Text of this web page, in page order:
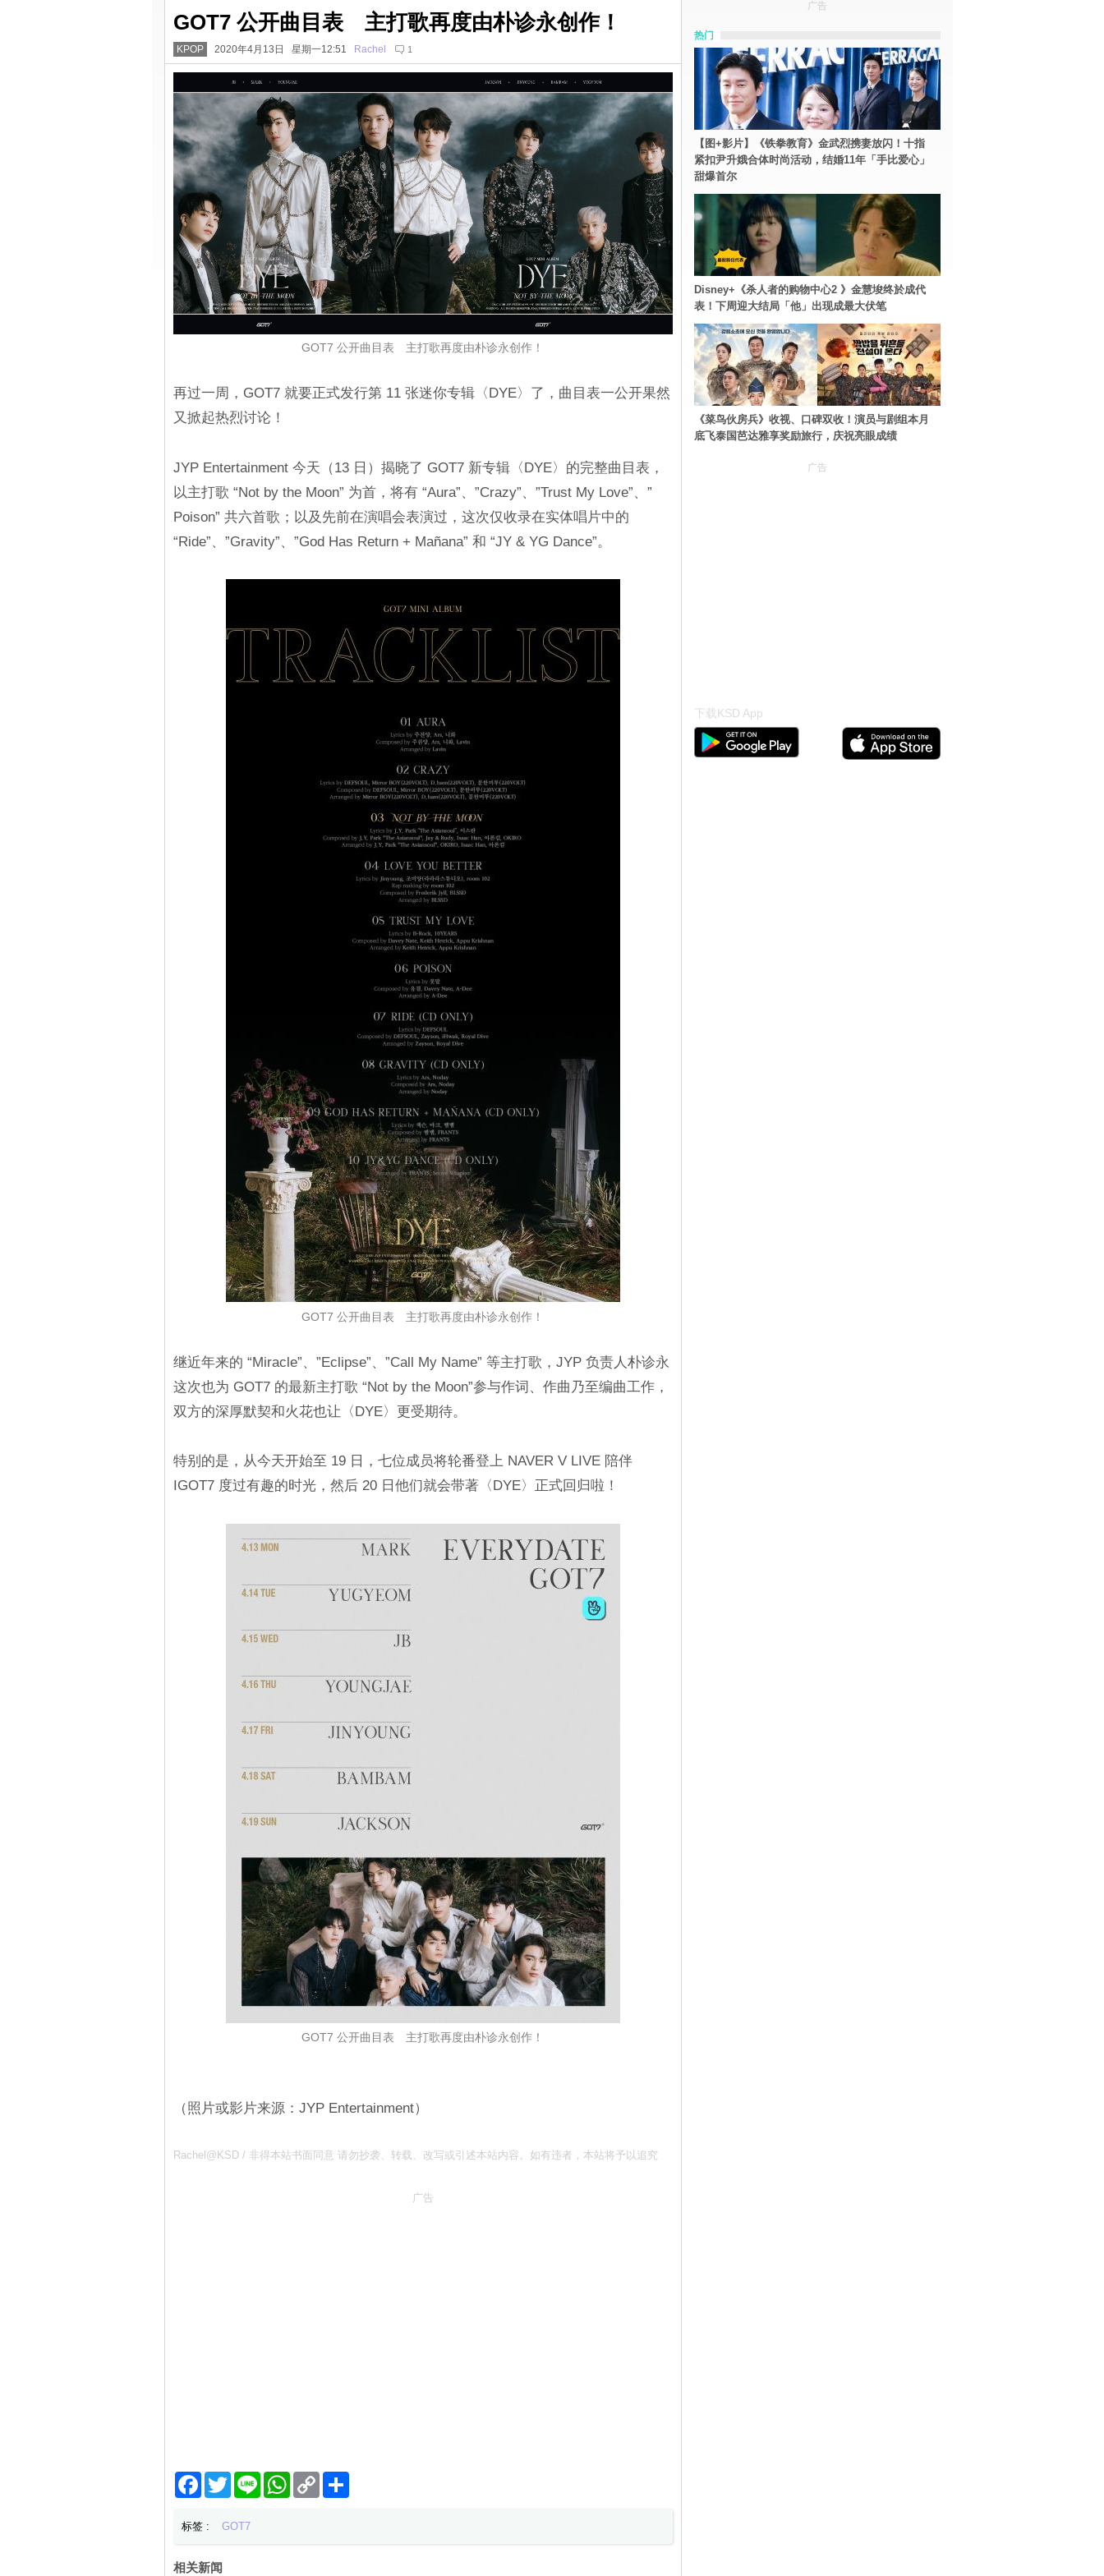
GOT7 公开曲目表 主打歌再度由朴诊永创作！
KPOP 2020年4月13日 星期一12:51 Rachel 1
GOT7 公开曲目表 主打歌再度由朴诊永创作！
再过一周，GOT7 就要正式发行第 11 张迷你专辑〈DYE〉了，曲目表一公开果然
又掀起热烈讨论！
JYP Entertainment 今天（13 日）揭晓了 GOT7 新专辑〈DYE〉的完整曲目表，
以主打歌 “Not by the Moon” 为首，将有 “Aura”、”Crazy”、”Trust My Love”、”
Poison” 共六首歌；以及先前在演唱会表演过，这次仅收录在实体唱片中的
“Ride”、”Gravity”、”God Has Return + Mañana” 和 “JY & YG Dance”。
GOT7 公开曲目表 主打歌再度由朴诊永创作！
继近年来的 “Miracle”、”Eclipse”、”Call My Name” 等主打歌，JYP 负责人朴诊永
这次也为 GOT7 的最新主打歌 “Not by the Moon”参与作词、作曲乃至编曲工作，
双方的深厚默契和火花也让〈DYE〉更受期待。
特别的是，从今天开始至 19 日，七位成员将轮番登上 NAVER V LIVE 陪伴
IGOT7 度过有趣的时光，然后 20 日他们就会带著〈DYE〉正式回归啦！
GOT7 公开曲目表 主打歌再度由朴诊永创作！
（照片或影片来源：JYP Entertainment）
Rachel@KSD / 非得本站书面同意 请勿抄袭、转载、改写或引述本站内容。如有违者，本站将予以追究
广告
Facebook
TwitterLine WhatsApp
Copy
Link
分
标签 : GOT7
相关新闻
广告
热门
【图+影片】《铁拳教育》金武烈携妻放闪！十指
紧扣尹升娥合体时尚活动，结婚11年「手比爱心」
甜爆首尔
Disney+《杀人者的购物中心2 》金慧埈终於成代
表！下周迎大结局「他」出现成最大伏笔
《菜鸟伙房兵》收视、口碑双收！演员与剧组本月
底飞泰国芭达雅享奖励旅行，庆祝亮眼成绩
广告
下载KSD App